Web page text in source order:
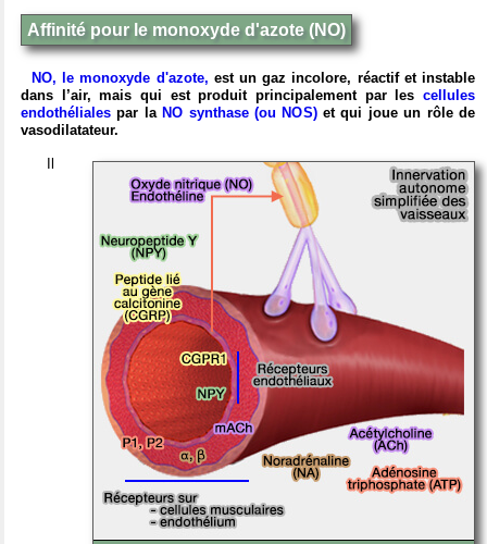
Affinité pour le monoxyde d'azote (NO)
NO, le monoxyde d'azote, est un gaz incolore, réactif et instable
dans l’air, mais qui est produit principalement par les cellules
endothéliales par la NO synthase (ou NOS)et qui joue un rôle de
vasodilatateur.